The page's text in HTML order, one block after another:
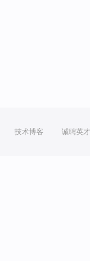
技术博客 诚聘英才